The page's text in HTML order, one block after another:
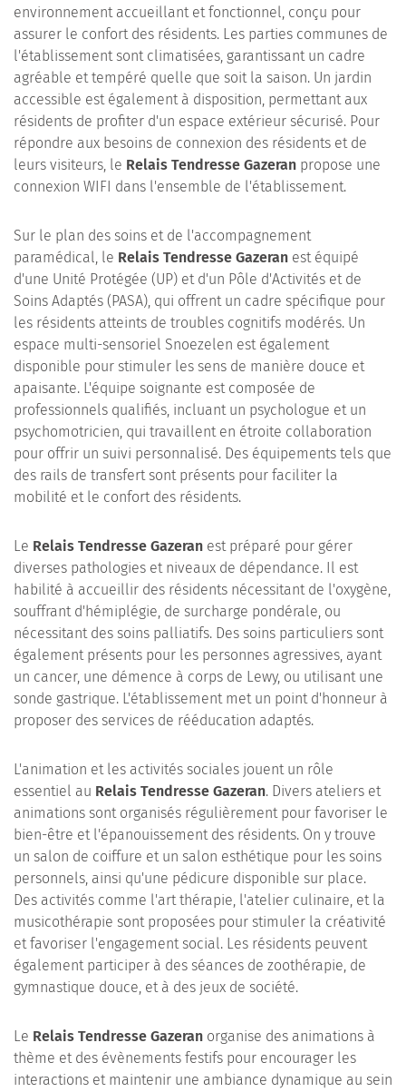
environnement accueillant et fonctionnel, conçu pour
assurer le confort des résidents. Les parties communes de
l'établissement sont climatisées, garantissant un cadre
agréable et tempéré quelle que soit la saison. Un jardin
accessible est également à disposition, permettant aux
résidents de profiter d'un espace extérieur sécurisé. Pour
répondre aux besoins de connexion des résidents et de
leurs visiteurs, le Relais Tendresse Gazeran propose une
connexion WIFI dans l'ensemble de l'établissement.
Sur le plan des soins et de l'accompagnement
paramédical, le Relais Tendresse Gazeran est équipé
d'une Unité Protégée (UP) et d'un Pôle d'Activités et de
Soins Adaptés (PASA), qui offrent un cadre spécifique pour
les résidents atteints de troubles cognitifs modérés. Un
espace multi-sensoriel Snoezelen est également
disponible pour stimuler les sens de manière douce et
apaisante. L'équipe soignante est composée de
professionnels qualifiés, incluant un psychologue et un
psychomotricien, qui travaillent en étroite collaboration
pour offrir un suivi personnalisé. Des équipements tels que
des rails de transfert sont présents pour faciliter la
mobilité et le confort des résidents.
Le Relais Tendresse Gazeran est préparé pour gérer
diverses pathologies et niveaux de dépendance. Il est
habilité à accueillir des résidents nécessitant de l'oxygène,
souffrant d'hémiplégie, de surcharge pondérale, ou
nécessitant des soins palliatifs. Des soins particuliers sont
également présents pour les personnes agressives, ayant
un cancer, une démence à corps de Lewy, ou utilisant une
sonde gastrique. L'établissement met un point d'honneur à
proposer des services de rééducation adaptés.
L'animation et les activités sociales jouent un rôle
essentiel au Relais Tendresse Gazeran. Divers ateliers et
animations sont organisés régulièrement pour favoriser le
bien-être et l'épanouissement des résidents. On y trouve
un salon de coiffure et un salon esthétique pour les soins
personnels, ainsi qu'une pédicure disponible sur place.
Des activités comme l'art thérapie, l'atelier culinaire, et la
musicothérapie sont proposées pour stimuler la créativité
et favoriser l'engagement social. Les résidents peuvent
également participer à des séances de zoothérapie, de
gymnastique douce, et à des jeux de société.
Le Relais Tendresse Gazeran organise des animations à
thème et des évènements festifs pour encourager les
interactions et maintenir une ambiance dynamique au sein